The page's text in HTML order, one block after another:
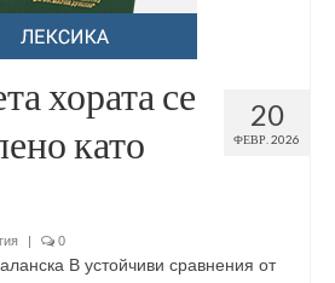
20
ФЕВР. 2026
хората се
като
| 0
В устойчиви сравнения от